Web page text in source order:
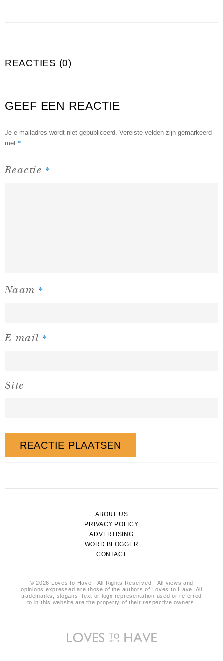
REACTIES (0)
GEEF EEN REACTIE
Je e-mailadres wordt niet gepubliceerd. Vereiste velden zijn gemarkeerd
met *
Reactie *
Naam *
E-mail *
Site
ABOUT US
PRIVACY POLICY
ADVERTISING
WORD BLOGGER
CONTACT
© 2026 Loves to Have - All Rights Reserved - All views and
opinions expressed are those of the authors of Loves to Have. All
trademarks, slogans, text or logo representation used or referred
to in this website are the property of their respective owners.